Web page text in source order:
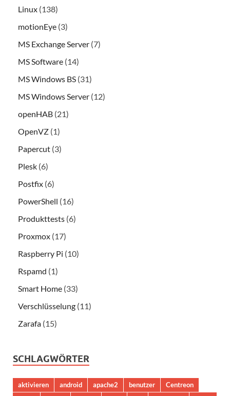
Linux (138)
motionEye (3)
MS Exchange Server (7)
MS Software (14)
MS Windows BS (31)
MS Windows Server (12)
openHAB (21)
OpenVZ (1)
Papercut (3)
Plesk (6)
Postfix (6)
PowerShell (16)
Produkttests (6)
Proxmox (17)
Raspberry Pi (10)
Rspamd (1)
Smart Home (33)
Verschlüsselung (11)
Zarafa (15)
SCHLAGWÖRTER
aktivieren android apache2 benutzer
Centreon